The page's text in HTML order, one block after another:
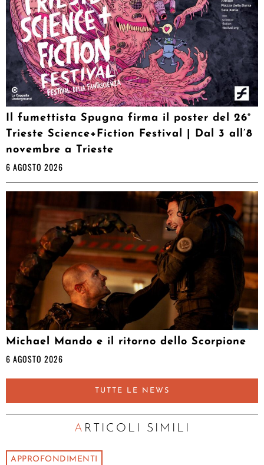
Il fumettista Spugna firma il poster del 26°
Trieste Science+Fiction Festival | Dal 3 all’8
novembre a Trieste
6 AGOSTO 2026
Michael Mando e il ritorno dello Scorpione
6 AGOSTO 2026
TUTTE LE NEWS
ARTICOLI SIMILI
APPROFONDIMENTI